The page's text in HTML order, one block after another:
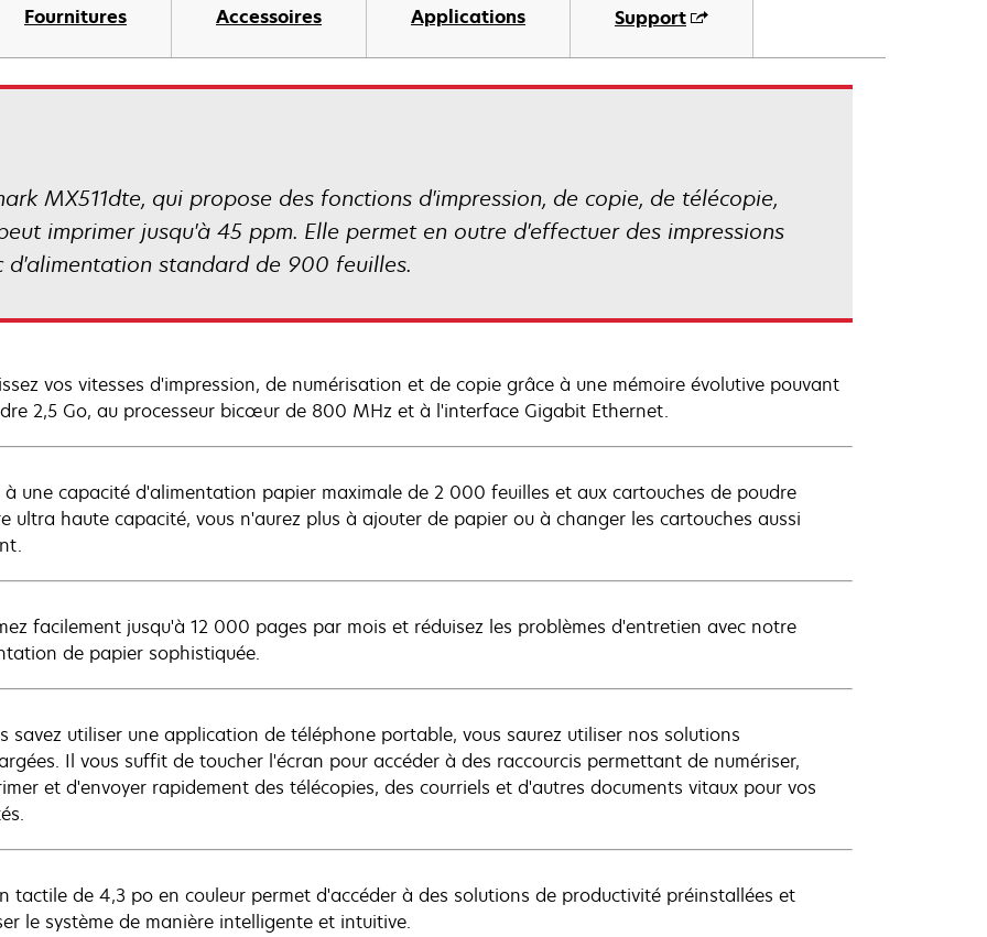
Fournitures Accessoires Applications Support
MX511dte, qui propose des fonctions d'impression, de copie, de télécopie,
imprimer jusqu'à 45 ppm. Elle permet en outre d'effectuer des impressions
d'alimentation standard de 900 feuilles.
vos vitesses d'impression, de numérisation et de copie grâce à une mémoire évolutive pouvant
2,5 Go, au processeur bicœur de 800 MHz et à l'interface Gigabit Ethernet.
à une capacité d'alimentation papier maximale de 2 000 feuilles et aux cartouches de poudre
ultra haute capacité, vous n'aurez plus à ajouter de papier ou à changer les cartouches aussi
facilement jusqu'à 12 000 pages par mois et réduisez les problèmes d'entretien avec notre
de papier sophistiquée.
savez utiliser une application de téléphone portable, vous saurez utiliser nos solutions
Il vous suffit de toucher l'écran pour accéder à des raccourcis permettant de numériser,
et d'envoyer rapidement des télécopies, des courriels et d'autres documents vitaux pour vos
tactile de 4,3 po en couleur permet d'accéder à des solutions de productivité préinstallées et
le système de manière intelligente et intuitive.